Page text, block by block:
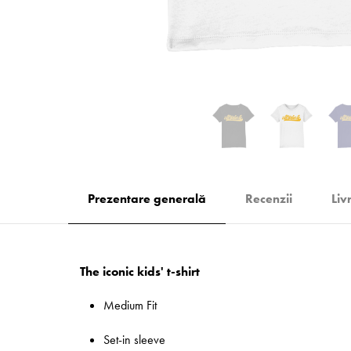
Prezentare generală Recenzii
The iconic kids' t-shirt
Medium Fit
Set-in sleeve